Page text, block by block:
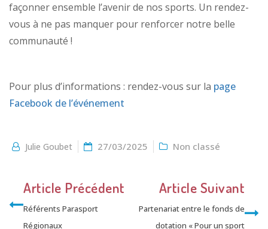
façonner ensemble l’avenir de nos sports. Un rendez-
vous à ne pas manquer pour renforcer notre belle
communauté !
Pour plus d’informations : rendez-vous sur la page
Facebook de l’événement
Julie Goubet 27/03/2025 Non classé
Article Précédent
Référents Parasport
Régionaux
Article Suivant
Partenariat entre le fonds de
dotation « Pour un sport